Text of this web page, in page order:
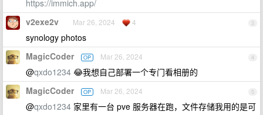
https://immich.app/
3
v2exe2v Mar 26, 2024 4
synology photos
4
MagicCoder OP Mar 26, 2024
@qxdo1234 😂我想自己部署一个专门看相册的
5
MagicCoder OP Mar 26, 2024
@qxdo1234 家里有一台 pve 服务器在跑，文件存储我用的是可